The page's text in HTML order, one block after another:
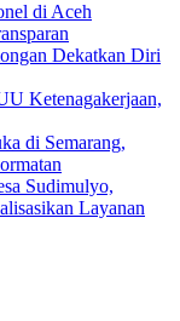
di Aceh
Dekatkan Diri
Ketenagakerjaan,
di Semarang,
Sudimulyo,
Layanan